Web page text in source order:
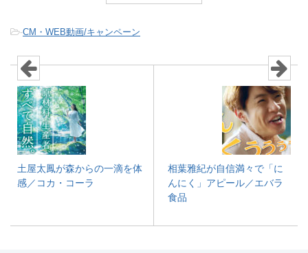
-CM・WEB動画/キャンペーン
土屋太鳳が森からの一滴を体
感／コカ・コーラ
相葉雅紀が自信満々で「に
んにく」アピール／エバラ
食品